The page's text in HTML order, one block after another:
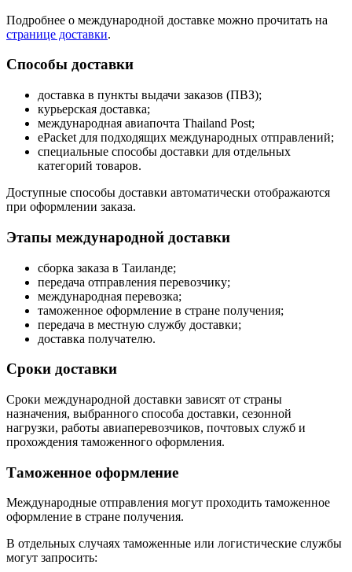
Подробнее о международной доставке можно прочитать на
странице доставки.
Способы доставки
доставка в пункты выдачи заказов (ПВЗ);
курьерская доставка;
международная авиапочта Thailand Post;
ePacket для подходящих международных отправлений;
специальные способы доставки для отдельных
категорий товаров.
Доступные способы доставки автоматически отображаются
при оформлении заказа.
Этапы международной доставки
сборка заказа в Таиланде;
передача отправления перевозчику;
международная перевозка;
таможенное оформление в стране получения;
передача в местную службу доставки;
доставка получателю.
Сроки доставки
Сроки международной доставки зависят от страны
назначения, выбранного способа доставки, сезонной
нагрузки, работы авиаперевозчиков, почтовых служб и
прохождения таможенного оформления.
Таможенное оформление
Международные отправления могут проходить таможенное
оформление в стране получения.
В отдельных случаях таможенные или логистические службы
могут запросить: